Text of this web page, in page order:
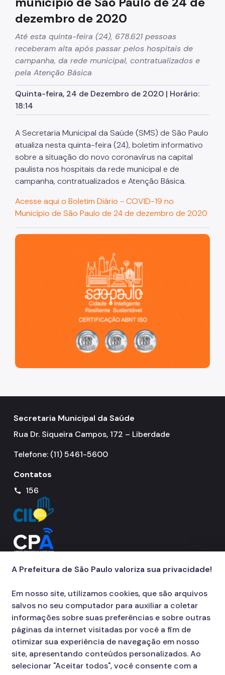
dezembro de 2020
Até esta quinta-feira (24), 678.621 pessoas
receberam alta após passar pelos hospitais de
campanha, da rede municipal, contratualizados e
pela Atenção Básica
Quinta-feira, 24 de Dezembro de 2020 | Horário:
18:14
A Secretaria Municipal da Saúde (SMS) de São Paulo
atualiza nesta quinta-feira (24), boletim informativo
sobre a situação do novo coronavírus na capital
paulista nos hospitais da rede municipal e de
campanha, contratualizados e Atenção Básica.
Acesse aqui o Boletim Diário - COVID-19 no
Município de São Paulo de 24 de dezembro de 2020
São Paulo, cidade inteligente, resiliente e sustentável
Secretaria Municipal da Saúde
Rua Dr. Siqueira Campos, 172 – Liberdade
Telefone: (11) 5461-5600
Contatos
call 156
A Prefeitura de São Paulo valoriza sua privacidade!
Em nosso site, utilizamos cookies, que são arquivos
salvos no seu computador para auxiliar a coletar
informações sobre suas preferências e sobre outras
páginas da internet visitadas por você a fim de
otimizar sua experiência de navegação em nosso
site, apresentando conteúdos personalizados. Ao
selecionar "Aceitar todos", você consente com a